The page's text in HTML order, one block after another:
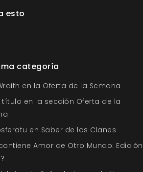
esto
categoría
en la Oferta de la Semana
título en la sección Oferta de la
en Saber de los Clanes
Amor de Otro Mundo: Edición